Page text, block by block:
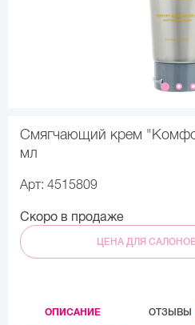
Смягчающий крем
мл
Арт: 4515809
Скоро в продаже
ЦЕНА ДЛЯ
ОПИСАНИЕ ОТЗЫВЫ